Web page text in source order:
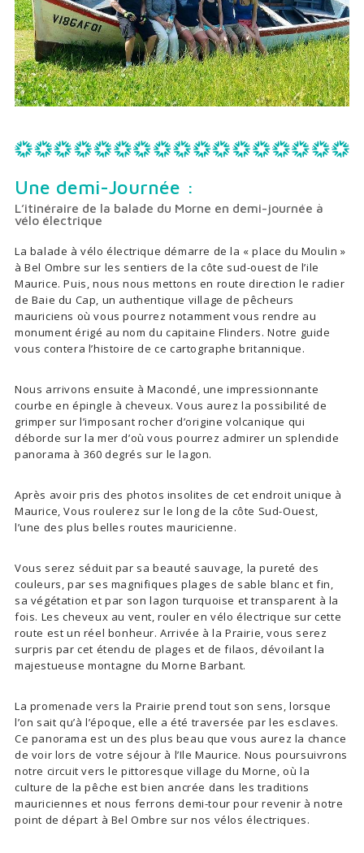
Une demi-Journée :
L’itinéraire de la balade du Morne en demi-journée à
vélo électrique
La balade à vélo électrique démarre de la « place du Moulin »
à Bel Ombre sur les sentiers de la côte sud-ouest de l’ile
Maurice. Puis, nous nous mettons en route direction le radier
de Baie du Cap, un authentique village de pêcheurs
mauriciens où vous pourrez notamment vous rendre au
monument érigé au nom du capitaine Flinders. Notre guide
vous contera l’histoire de ce cartographe britannique.
Nous arrivons ensuite à Macondé, une impressionnante
courbe en épingle à cheveux. Vous aurez la possibilité de
grimper sur l’imposant rocher d’origine volcanique qui
déborde sur la mer d’où vous pourrez admirer un splendide
panorama à 360 degrés sur le lagon.
Après avoir pris des photos insolites de cet endroit unique à
Maurice, Vous roulerez sur le long de la côte Sud-Ouest,
l’une des plus belles routes mauricienne.
Vous serez séduit par sa beauté sauvage, la pureté des
couleurs, par ses magnifiques plages de sable blanc et fin,
sa végétation et par son lagon turquoise et transparent à la
fois. Les cheveux au vent, rouler en vélo électrique sur cette
route est un réel bonheur. Arrivée à la Prairie, vous serez
surpris par cet étendu de plages et de filaos, dévoilant la
majestueuse montagne du Morne Barbant.
La promenade vers la Prairie prend tout son sens, lorsque
l’on sait qu’à l’époque, elle a été traversée par les esclaves.
Ce panorama est un des plus beau que vous aurez la chance
de voir lors de votre séjour à l’Ile Maurice. Nous poursuivrons
notre circuit vers le pittoresque village du Morne, où la
culture de la pêche est bien ancrée dans les traditions
mauriciennes et nous ferrons demi-tour pour revenir à notre
point de départ à Bel Ombre sur nos vélos électriques.